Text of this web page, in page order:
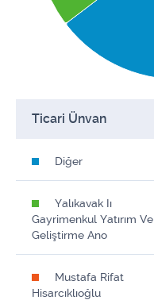
Ticari Ünvan
Diğer
Yalıkavak Iı
Gayrimenkul Yatırım Ve
Geliştirme Ano
Mustafa Rifat
Hisarcıklıoğlu